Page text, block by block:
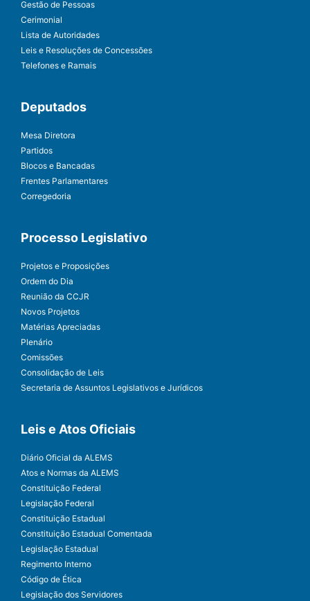
Gestão de Pessoas
Cerimonial
Lista de Autoridades
Leis e Resoluções de Concessões
Telefones e Ramais
Deputados
Mesa Diretora
Partidos
Blocos e Bancadas
Frentes Parlamentares
Corregedoria
Processo Legislativo
Projetos e Proposições
Ordem do Dia
Reunião da CCJR
Novos Projetos
Matérias Apreciadas
Plenário
Comissões
Consolidação de Leis
Secretaria de Assuntos Legislativos e Jurídicos
Leis e Atos Oficiais
Diário Oficial da ALEMS
Atos e Normas da ALEMS
Constituição Federal
Legislação Federal
Constituição Estadual
Constituição Estadual Comentada
Legislação Estadual
Regimento Interno
Código de Ética
Legislação dos Servidores